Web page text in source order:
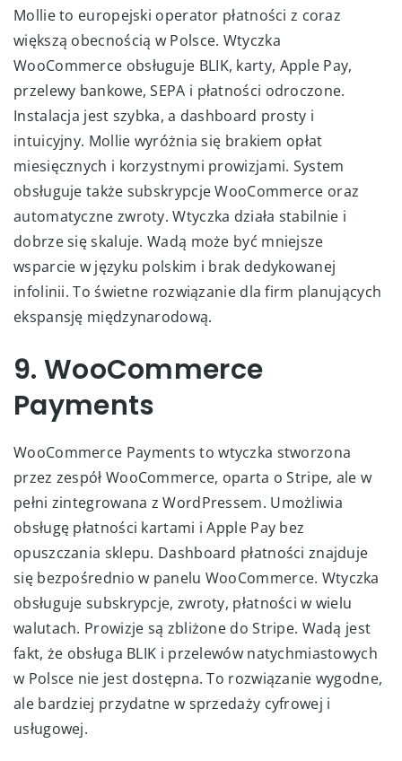
Mollie to europejski operator płatności z coraz
większą obecnością w Polsce. Wtyczka
WooCommerce obsługuje BLIK, karty, Apple Pay,
przelewy bankowe, SEPA i płatności odroczone.
Instalacja jest szybka, a dashboard prosty i
intuicyjny. Mollie wyróżnia się brakiem opłat
miesięcznych i korzystnymi prowizjami. System
obsługuje także subskrypcje WooCommerce oraz
automatyczne zwroty. Wtyczka działa stabilnie i
dobrze się skaluje. Wadą może być mniejsze
wsparcie w języku polskim i brak dedykowanej
infolinii. To świetne rozwiązanie dla firm planujących
ekspansję międzynarodową.
9. WooCommerce
Payments
WooCommerce Payments to wtyczka stworzona
przez zespół WooCommerce, oparta o Stripe, ale w
pełni zintegrowana z WordPressem. Umożliwia
obsługę płatności kartami i Apple Pay bez
opuszczania sklepu. Dashboard płatności znajduje
się bezpośrednio w panelu WooCommerce. Wtyczka
obsługuje subskrypcje, zwroty, płatności w wielu
walutach. Prowizje są zbliżone do Stripe. Wadą jest
fakt, że obsługa BLIK i przelewów natychmiastowych
w Polsce nie jest dostępna. To rozwiązanie wygodne,
ale bardziej przydatne w sprzedaży cyfrowej i
usługowej.